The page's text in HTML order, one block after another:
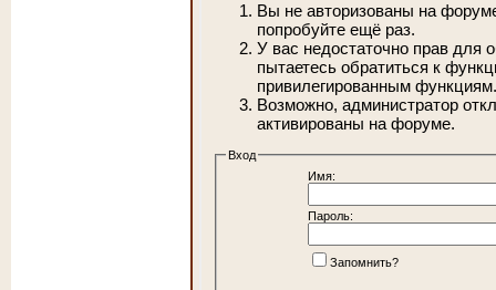
Вы не авторизованы на
попробуйте ещё раз.
У вас недостаточно прав для
пытаетесь обратиться к
привилегированным функциям.
Возможно, администратор
активированы на форуме.
Вход
Имя:
Пароль:
Запомнить?